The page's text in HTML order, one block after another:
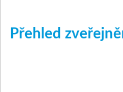
Přehled